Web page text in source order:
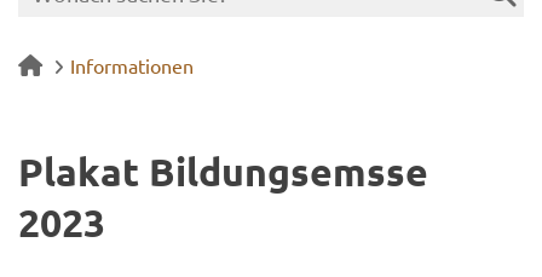
Informationen
Pla­kat Bil­dungs­ems­se
2023